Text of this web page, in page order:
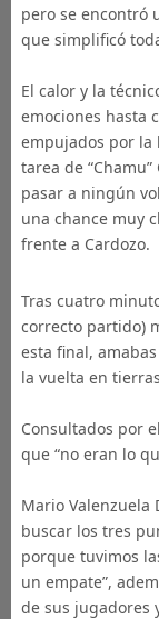
pero se encontró
que simplificó
El calor y la
emociones hasta
empujados por la
tarea de
pasar a ningún
una chance muy
frente a Cardozo.
Tras cuatro
correcto partido)
esta final,
la vuelta en
Consultados por
que “no eran lo
Mario Valenzuela
buscar los tres
porque tuvimos
un empate”,
de sus jugadores